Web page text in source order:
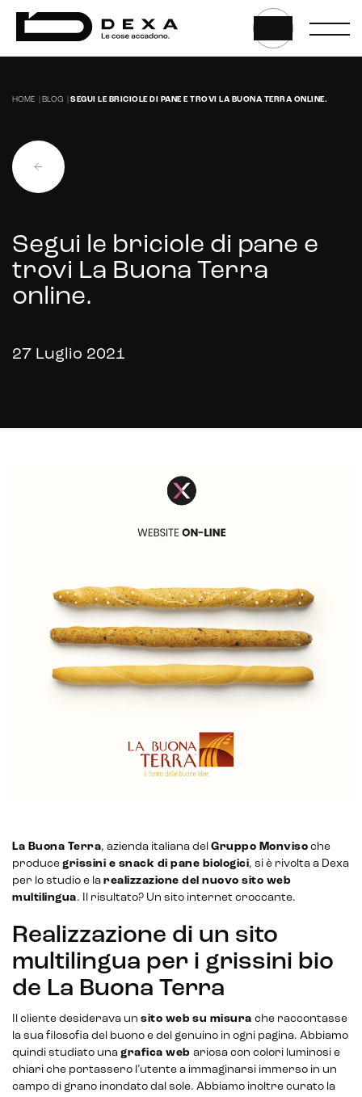
Web, App & Digital solution
Web application e app
Whistleblowing
Headless CMS
UX/UI Design
E-commerce management
Marketplace integration
Payment gateway integration
Customer service management
HOME BLOG SEGUI LE BRICIOLE DI PANE E TROVI LA BUONA TERRA ONLINE.
Segui le briciole di pane e
trovi La Buona Terra
online.
27 Luglio 2021
La Buona Terra, azienda italiana del Gruppo Monviso che
produce grissini e snack di pane biologici, si è rivolta a Dexa
per lo studio e la realizzazione del nuovo sito web
multilingua. Il risultato? Un sito internet croccante.
Realizzazione di un sito
multilingua per i grissini bio
de La Buona Terra
Il cliente desiderava un sito web su misura che raccontasse
la sua filosofia del buono e del genuino in ogni pagina. Abbiamo
quindi studiato una grafica web ariosa con colori luminosi e
chiari che portassero l’utente a immaginarsi immerso in un
campo di grano inondato dal sole. Abbiamo inoltre curato la